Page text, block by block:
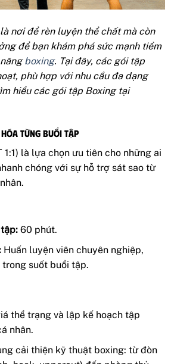
nơi để rèn luyện thể chất mà còn
để bạn khám phá sức mạnh tiềm
boxing. Tại đây, các gói tập
phù hợp với nhu cầu đa dạng
hiểu các gói tập Boxing tại
Hóa Từng Buổi Tập
1:1) là lựa chọn ưu tiên cho những ai
chóng với sự hỗ trợ sát sao từ
60 phút.
Huấn luyện viên chuyên nghiệp,
suốt buổi tập.
thể trạng và lập kế hoạch tập
nhân.
cải thiện kỹ thuật boxing: từ đòn